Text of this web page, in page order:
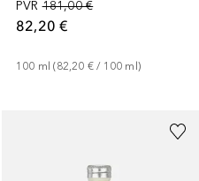
PVR 181,00 €
82,20 €
100 ml (82,20 € / 100 ml)